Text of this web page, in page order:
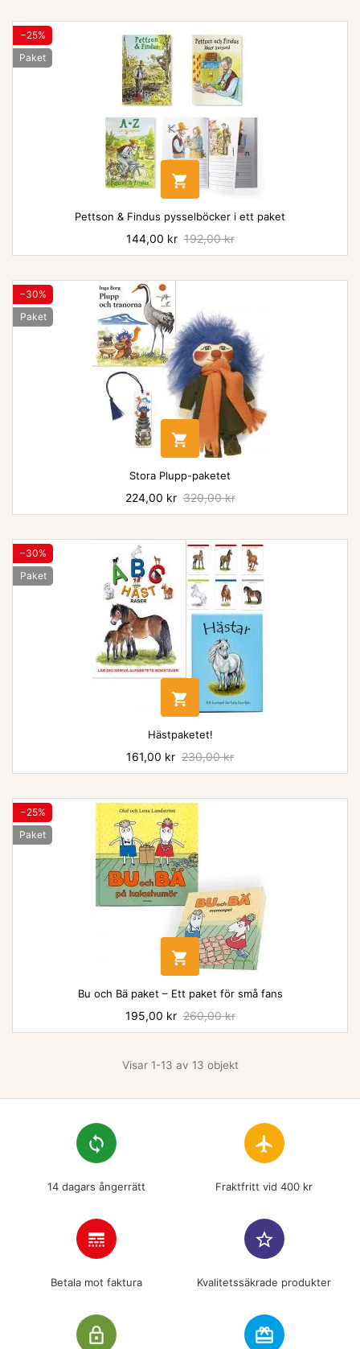
−25%
Paket

Pettson & Findus pysselböcker i ett paket
Pris
144,00 kr Baspris
192,00 kr
−30%
Paket

Stora Plupp-paketet
Pris
224,00 kr Baspris
320,00 kr
−30%
Paket

Hästpaketet!
Pris
161,00 kr Baspris
230,00 kr
−25%
Paket

Bu och Bä paket – Ett paket för små fans
Pris
195,00 kr Baspris
260,00 kr
Visar 1-13 av 13 objekt
loop
14 dagars ångerrätt
flight
Fraktfritt vid 400 kr
line_style
Betala mot faktura
star_border
Kvalitetssäkrade produkter
lock_outline redeem